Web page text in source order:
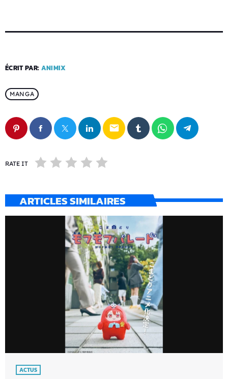
ÉCRIT PAR: ANIMIX
MANGA
email
RATE IT
ARTICLES SIMILAIRES
ACTUS